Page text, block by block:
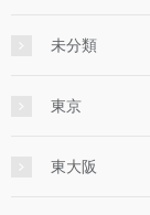
未分類
東京
東大阪